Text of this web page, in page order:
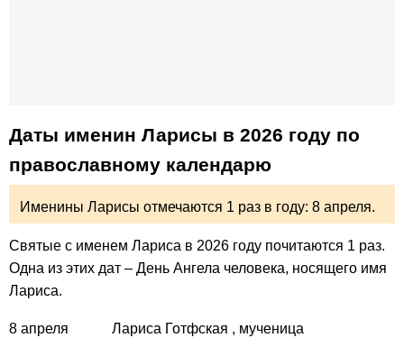
Даты именин Ларисы в 2026 году по
православному календарю
Именины Ларисы отмечаются 1 раз в году: 8 апреля.
Святые с именем Лариса в 2026 году почитаются 1 раз.
Одна из этих дат – День Ангела человека, носящего имя
Лариса.
8 апреля Лариса Готфская , мученица